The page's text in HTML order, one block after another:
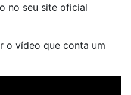
no seu site oficial
o vídeo que conta um